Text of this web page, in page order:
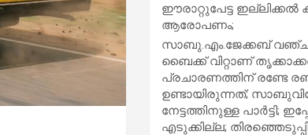
ഈരാറ്റുപേട്ട ഇല്ലിക്കൽ
ആരോപണം;
സാബു.എം.ജേക്കബ്
ബൈക്ക് വിറ്റാണ്
പ്രചാരണത്തിന് രണ്ടേ
ഉണ്ടായിരുന്നത്;
നേട്ടത്തിനുള്ള പാര്‍ട്ടി;
എടുക്കില്ല;